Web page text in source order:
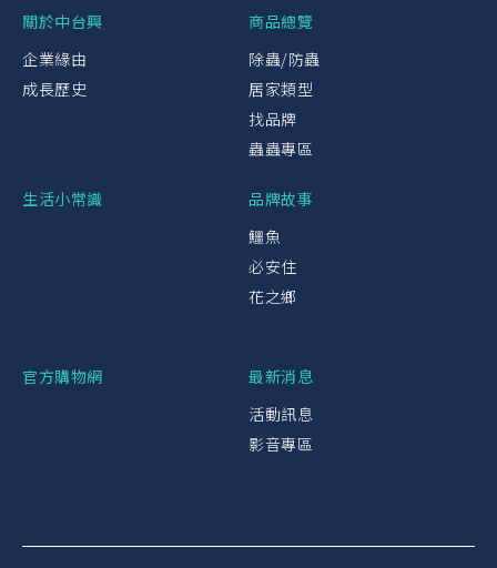
關於中台興
企業緣由
成長歷史
商品總覽
除蟲/防蟲
居家類型
找品牌
蟲蟲專區
生活小常識
品牌故事
鱷魚
必安住
花之鄉
官方購物網
最新消息
活動訊息
影音專區